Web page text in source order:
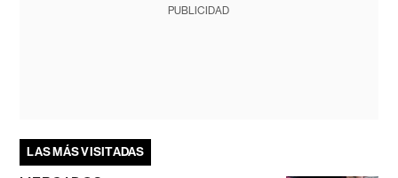
PUBLICIDAD
LAS MÁS VISITADAS